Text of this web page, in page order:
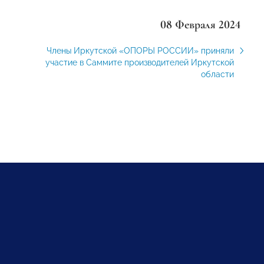
08 Февраля 2024
Члены Иркутской «ОПОРЫ РОССИИ» приняли
участие в Саммите производителей Иркутской
области